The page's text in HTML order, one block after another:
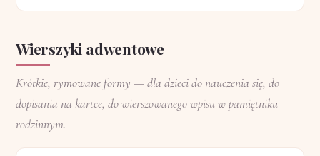
Wierszyki adwentowe
Krótkie, rymowane formy — dla dzieci do nauczenia się, do
dopisania na kartce, do wierszowanego wpisu w pamiętniku
rodzinnym.